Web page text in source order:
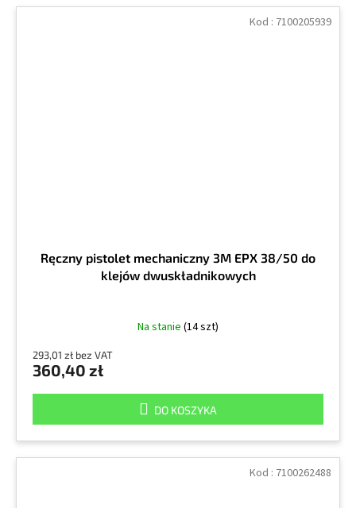
Ręczny pistolet mechaniczny 3M EPX 38/50 do
klejów dwuskładnikowych
Na stanie (14 szt)
293,01 zł bez VAT
360,40 zł
DO KOSZYKA
Kod : 7100205939
Kod : 7100262488